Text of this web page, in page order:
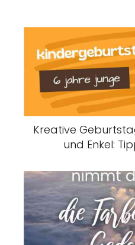
Kreative
und Enkel: